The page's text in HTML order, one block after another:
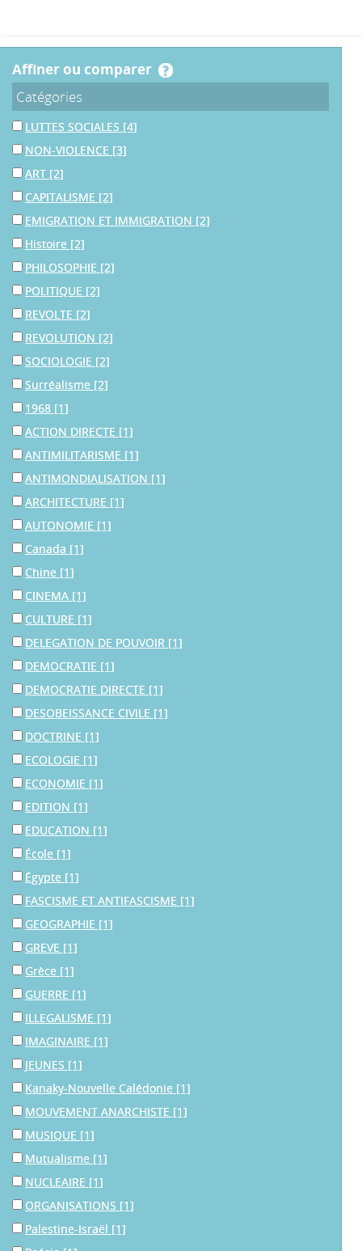
affiner ou comparer
Catégories
LUTTES SOCIALES [4]
NON-VIOLENCE [3]
ART [2]
CAPITALISME [2]
EMIGRATION ET IMMIGRATION [2]
Histoire [2]
PHILOSOPHIE [2]
POLITIQUE [2]
REVOLTE [2]
REVOLUTION [2]
SOCIOLOGIE [2]
Surréalisme [2]
1968 [1]
ACTION DIRECTE [1]
ANTIMILITARISME [1]
ANTIMONDIALISATION [1]
ARCHITECTURE [1]
AUTONOMIE [1]
Canada [1]
Chine [1]
CINEMA [1]
CULTURE [1]
DELEGATION DE POUVOIR [1]
DEMOCRATIE [1]
DEMOCRATIE DIRECTE [1]
DESOBEISSANCE CIVILE [1]
DOCTRINE [1]
ECOLOGIE [1]
ECONOMIE [1]
EDITION [1]
EDUCATION [1]
École [1]
Égypte [1]
FASCISME ET ANTIFASCISME [1]
GEOGRAPHIE [1]
GREVE [1]
Grèce [1]
GUERRE [1]
ILLEGALISME [1]
IMAGINAIRE [1]
JEUNES [1]
Kanaky-Nouvelle Calédonie [1]
MOUVEMENT ANARCHISTE [1]
MUSIQUE [1]
Mutualisme [1]
NUCLEAIRE [1]
ORGANISATIONS [1]
Palestine-Israël [1]